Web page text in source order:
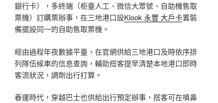
銀行卡），多終端（柜臺人工、微信大眾號、自助機售取
票機）訂購票辦事，在三地港口設Klook 永豐 大戶卡置裝
備擺設同一的自助售取票機。
經由過程年夜數據平臺，在官網供給三地港口及時依序排
列隊伍候車的信息查詢，輔助搭客提早清楚本地港口即時
客流狀況，調劑出行打算。
春運時代，穿越巴士也供給出行預定辦事，搭客可在噴鼻